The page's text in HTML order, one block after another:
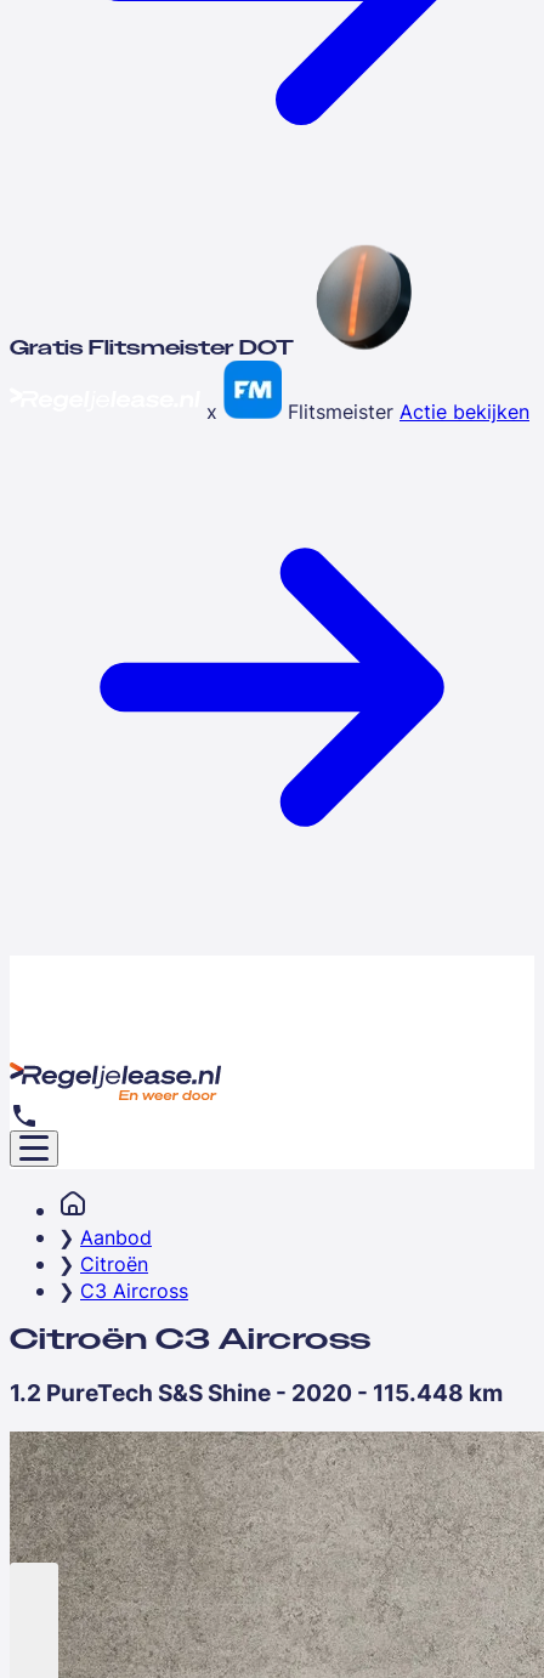
Gratis Flitsmeister DOT
x Flitsmeister Actie bekijken
Aanbod
Citroën
C3 Aircross
Citroën C3 Aircross
1.2 PureTech S&S Shine - 2020 - 115.448 km